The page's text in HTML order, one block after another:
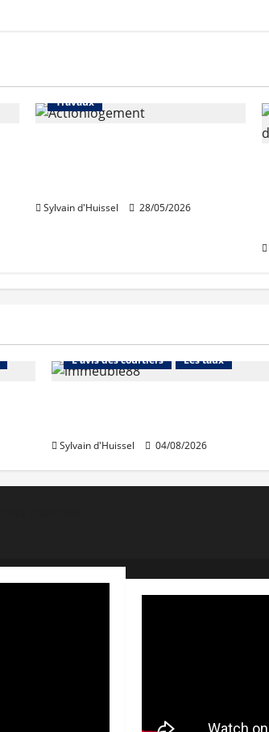
Travaux
Sylvain d'Huissel 28/05/2026
L'avis des courtiers
Les taux
Sylvain d'Huissel 04/08/2026